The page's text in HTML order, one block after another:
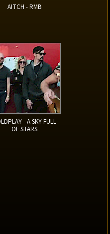
AITCH - RMB
- A SKY FULL
OF STARS